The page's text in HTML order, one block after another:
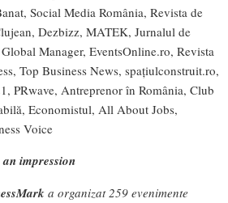
Social Media România, Revista de
Dezbizz, MATEK, Jurnalul de
Manager, EventsOnline.ro, Revista
Top Business News, spațiulconstruit.ro,
PRwave, Antreprenor în România, Club
Economistul, All About Jobs,
Voice
impression
a organizat 259 evenimente